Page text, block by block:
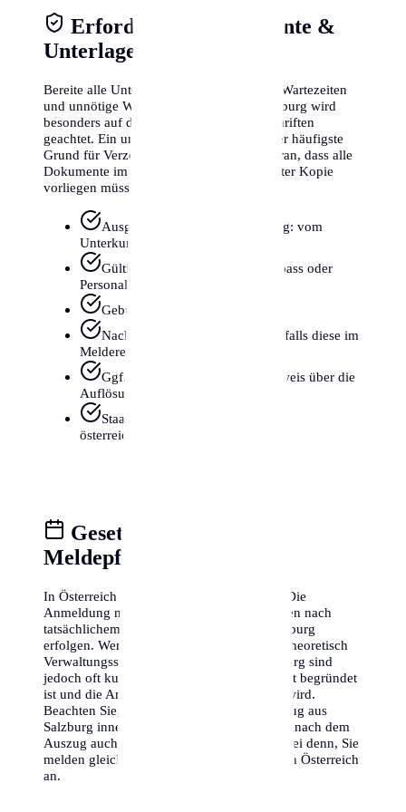
Erforderliche Dokumente &
Unterlagen
Bereite alle Unterlagen sorgfältig vor, um Wartezeiten
und unnötige Wege zu vermeiden. In Salzburg wird
besonders auf die Richtigkeit der Unterschriften
geachtet. Ein unvollständiger Antrag ist der häufigste
Grund für Verzögerungen. Denken Sie daran, dass alle
Dokumente im Original oder in beglaubigter Kopie
vorliegen müssen.
Ausgefüllter Meldezettel (wichtig: vom
Unterkunftgeber unterschrieben!)
Gültiges Reisedokument (Reisepass oder
Personalausweis)
Geburtsurkunde (im Original)
Nachweis akademischer Grade (falls diese im
Melderegister stehen sollen)
Ggf. Heiratsurkunde oder Nachweis über die
Auflösung der Ehe
Staatsbürgerschaftsnachweis (bei
österreichischen Staatsbürgern)
Gesetzliche Fristen &
Meldepflicht
In Österreich gilt eine strikte Meldepflicht. Die
Anmeldung muss innerhalb von 3 Werktagen nach
tatsächlichem Bezug der Unterkunft in Salzburg
erfolgen. Wer diese Frist versäumt, riskiert theoretisch
Verwaltungsstrafen. Die Behörden in Salzburg sind
jedoch oft kulant, wenn die Verzögerung gut begründet
ist und die Anmeldung zeitnah nachgeholt wird.
Beachten Sie, dass Sie sich bei einem Wegzug aus
Salzburg innerhalb von drei Tagen vor oder nach dem
Auszug auch wieder abmelden müssen, es sei denn, Sie
melden gleichzeitig einen neuen Wohnsitz in Österreich
an.